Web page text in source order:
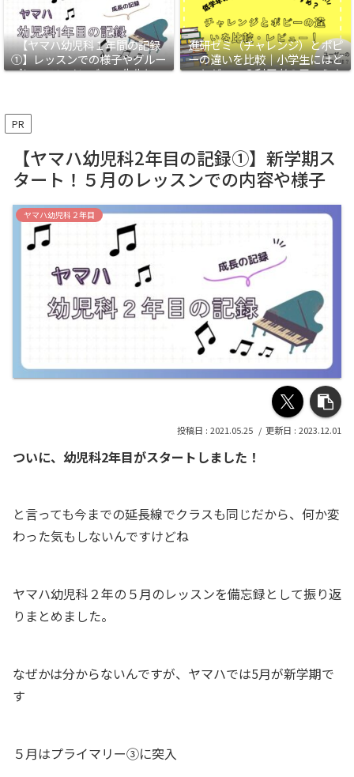
【ヤマハ幼児科１年間の記録
①】レッスンでの様子やグルー
プレッスンメンバー、先生につ
進研ゼミ（チャレンジ）とポピ
ーの違いを比較｜小学生にはど
っちがいい？利用者の口コミや
PR
【ヤマハ幼児科2年目の記録①】新学期ス
タート！５月のレッスンでの内容や様子
ヤマハ幼児科２年目
2021.05.25 2023.12.01
ついに、幼児科2年目がスタートしました！
と言っても今までの延長線でクラスも同じだから、何か変
わった気もしないんですけどね
ヤマハ幼児科２年の５月のレッスンを備忘録として振り返
りまとめました。
なぜかは分からないんですが、ヤマハでは5月が新学期で
す
５月はプライマリー③に突入